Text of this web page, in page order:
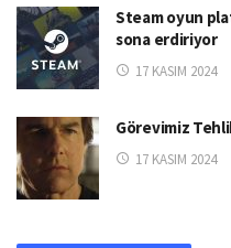
Steam oyun
sona erdiriyor
17 KASIM 2024
Görevimiz
17 KASIM 2024